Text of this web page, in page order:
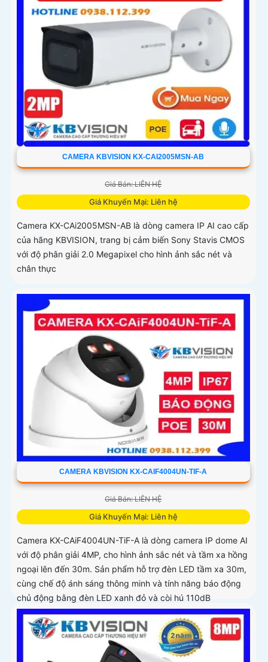
CAMERA KBVISION KX-CAI2005MSN-AB
Giá Bán: LIÊN HỆ
Giá Khuyến Mại: Liên hệ
Camera KX-CAi2005MSN-AB là dòng camera IP AI cao cấp
của hãng KBVISION, trang bị cảm biến Sony Stavis CMOS
với độ phân giải 2.0 Megapixel cho hình ảnh sắc nét và
chân thực
CAMERA KBVISION KX-CAIF4004UN-TIF-A
Giá Bán: LIÊN HỆ
Giá Khuyến Mại: Liên hệ
Camera KX-CAiF4004UN-TiF-A là dòng camera IP dome AI
với độ phân giải 4MP, cho hình ảnh sắc nét và tầm xa hồng
ngoại lên đến 30m. Sản phẩm hỗ trợ đèn LED tầm xa 30m,
cùng chế độ ánh sáng thông minh và tính năng báo động
chủ động bằng đèn LED xanh đỏ và còi hú 110dB